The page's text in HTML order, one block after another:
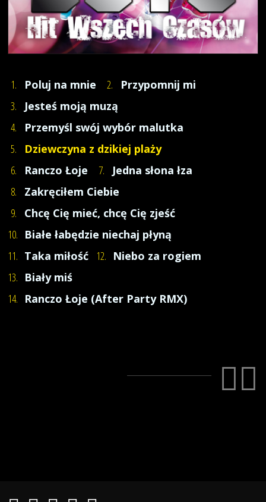
1. Poluj na mnie 2.
Przypomnij mi
3.
Jesteś moją muzą
4.
Przemyśl swój wybór malutka
5.
Dziewczyna z dzikiej plaży
6.
Ranczo Łoje 7.
Jedna słona łza
8.
Zakręciłem Ciebie
9.
Chcę Cię mieć, chcę Cię zjeść
10. Białe łabędzie niechaj płyną
11. Taka miłość 12. Niebo za rogiem
13. Biały miś
14. Ranczo Łoje (After Party RMX)